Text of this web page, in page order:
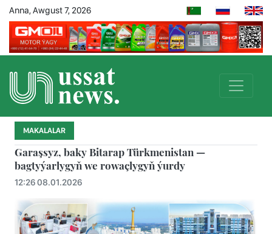
Anna, Awgust 7, 2026
MAKALALAR
Garaşsyz, baky Bitarap Türkmenistan —
bagtyýarlygyň we rowaçlygyň ýurdy
12:26 08.01.2026